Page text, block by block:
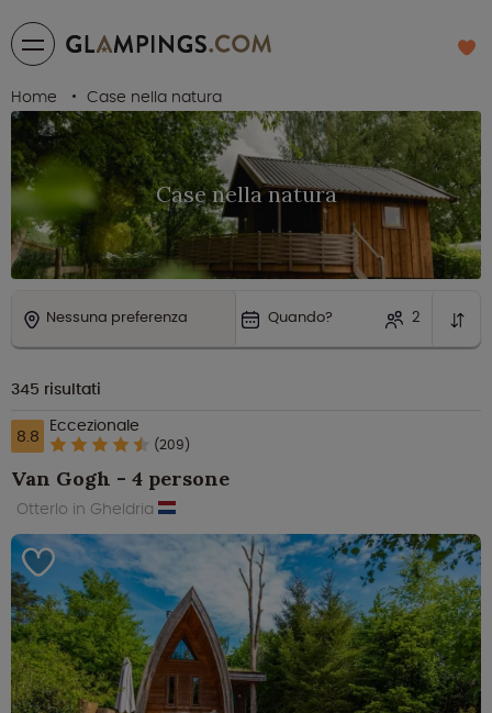
Home Case nella natura
Case nella natura
Nessuna preferenza Quando? 2
345 risultati
8.8 Eccezionale
(209)
Van Gogh - 4 persone
Otterlo in Gheldria